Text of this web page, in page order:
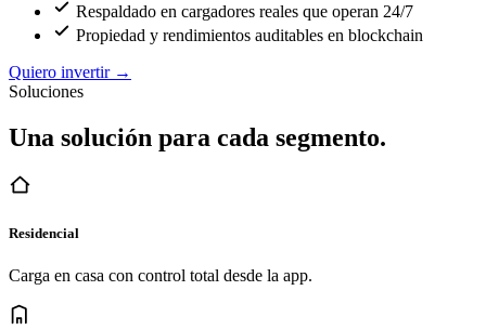
Respaldado en cargadores reales que operan 24/7
Propiedad y rendimientos auditables en blockchain
Quiero invertir →
Soluciones
Una solución para cada segmento.
Residencial
Carga en casa con control total desde la app.